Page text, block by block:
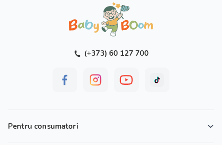
(+373) 60 127 700
Pentru consumatori